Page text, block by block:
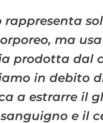
rappresenta
ma
prodotta dal
in debito
a estrarre il
e il